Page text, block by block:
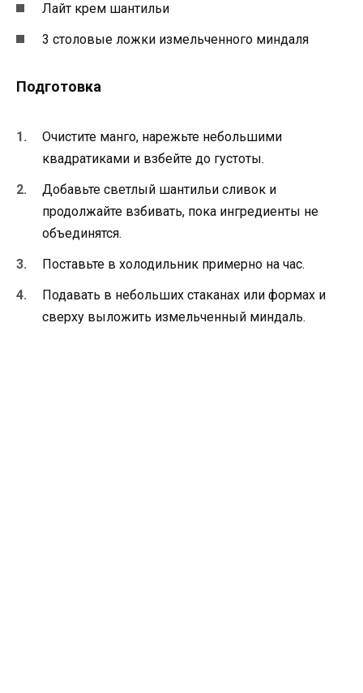
Лайт крем шантильи
3 столовые ложки измельченного миндаля
Подготовка
Очистите манго, нарежьте небольшими
квадратиками и взбейте до густоты.
Добавьте светлый шантильи сливок и
продолжайте взбивать, пока ингредиенты не
объединятся.
Поставьте в холодильник примерно на час.
Подавать в небольших стаканах или формах и
сверху выложить измельченный миндаль.